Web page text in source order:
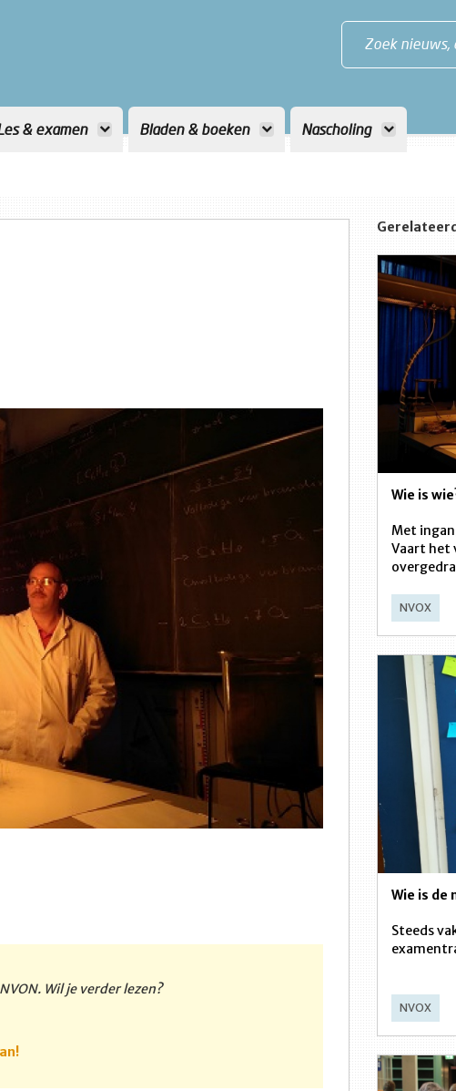
Zoek nieuws,
& examen Bladen & boeken Nascholing
Wil je verder lezen?
Wie is
Met
Vaart het
NVOX
Wie is de
Steeds
NVOX